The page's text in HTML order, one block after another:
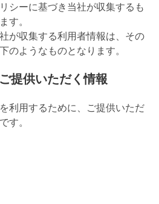
シーに基づき当社が収集するも
す。
が収集する利用者情報は、その
のようなものとなります。
提供いただく情報
利用するために、ご提供いただ
す。